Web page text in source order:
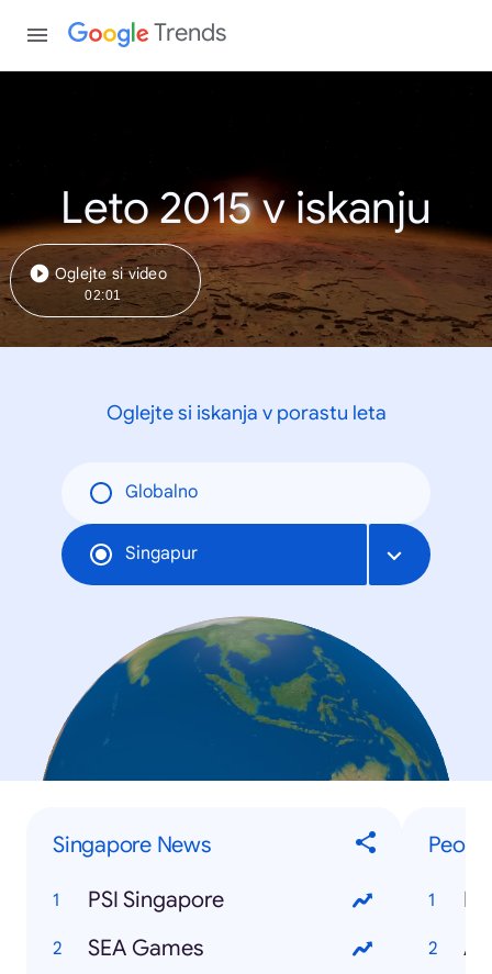
Trends
Leto 2015 v iskanju
Oglejte si video
02:01
Oglejte si iskanja v porastu leta
Globalno
Singapur
Singapore News
PSI Singapore
SEA Games